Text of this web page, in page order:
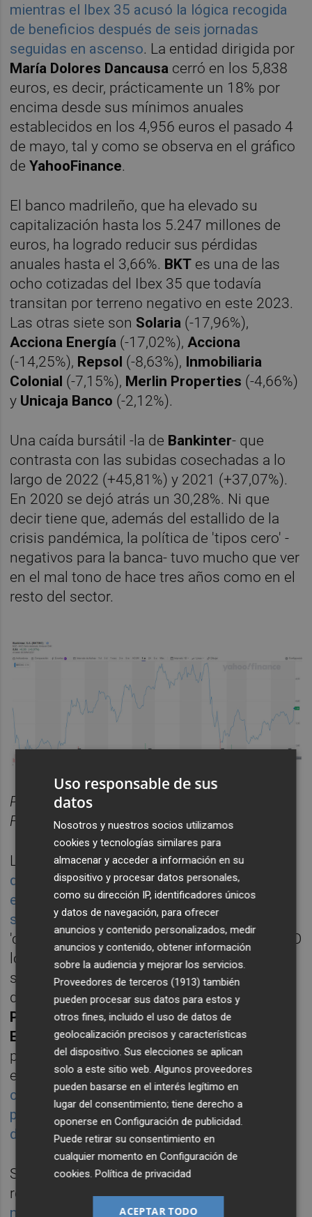
mientras el Ibex 35 acusó la lógica recogida
de beneficios después de seis jornadas
seguidas en ascenso. La entidad dirigida por
María Dolores Dancausa cerró en los 5,838
euros, es decir, prácticamente un 18% por
encima desde sus mínimos anuales
establecidos en los 4,956 euros el pasado 4
de mayo, tal y como se observa en el gráfico
deYahooFinance.
El banco madrileño, que ha elevado su
capitalización hasta los 5.247 millones de
euros, ha logrado reducir sus pérdidas
anuales hasta el 3,66%. BKT es una de las
ocho cotizadas del Ibex 35 que todavía
transitan por terreno negativo en este 2023.
Las otras siete son Solaria (-17,96%),
Acciona Energía (-17,02%), Acciona
(-14,25%), Repsol (-8,63%), Inmobiliaria
Colonial (-7,15%), Merlin Properties (-4,66%)
y Unicaja Banco (-2,12%).
Una caída bursátil -la de Bankinter- que
contrasta con las subidas cosechadas a lo
largo de 2022 (+45,81%) y 2021 (+37,07%).
En 2020 se dejó atrás un 30,28%. Ni que
decir tiene que, además del estallido de la
crisis pandémica, la política de 'tipos cero' -
negativos para la banca- tuvo mucho que ver
en el mal tono de hace tres años como en el
resto del sector.
Pincharaquípara ver el gráfico más grande.
Fuente: YahooFinance
La entidad presidida porPedro Guerrero
que ha elevado su media diaria anual por
encima de los tres millones de acciones
según Infobolsa, ha sufrido el acoso de los
'cortos' durante las ocho últimas semanas. O
lo que es lo mismo: desde que estableciera
sus mínimos del ejercicio en curso. Se trata
de sus dos bajistas de cabecera -Canada
Pension Plan Investment Boardy
Europe-, que han incrementado sus
posiciones cortas hasta situarlas ambos en
el 0,61% del capital del banco.Así lo ha
constatado este diario de la base de datos
pública de la Comisión Nacional del Mercado
de Valores (CNMV).
Sin embargo, BKT sigue estando muy
recomendada. Sin ir más lejos,y según los
números de MarketScreener,el precio
Uso responsable de sus
datos
Nosotros y nuestros socios utilizamos
cookies y tecnologías similares para
almacenar y acceder a información en su
dispositivo y procesar datos personales,
como su dirección IP, identificadores únicos
y datos de navegación, para ofrecer
anuncios y contenido personalizados, medir
anuncios y contenido, obtener información
sobre la audiencia y mejorar los servicios.
Proveedores de terceros (1913) también
pueden procesar sus datos para estos y
otros fines, incluido el uso de datos de
geolocalización precisos y características
del dispositivo. Sus elecciones se aplican
solo a este sitio web. Algunos proveedores
pueden basarse en el interés legítimo en
lugar del consentimiento; tiene derecho a
oponerse enConfiguración de publicidad
Puede retirar su consentimiento en
cualquier momento enConfiguración de
cookies .Política de privacidad
ACEPTAR TODO